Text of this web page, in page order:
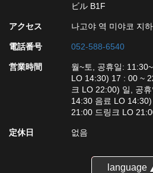
ビル B1F
アクセス 나고야 역 미야코 지
電話番号 052-588-6540
営業時間
월~토, 공휴일:
LO 14:30) 17 : 00 ~
크 LO 22:00) 일, 공
14:30 음료 LO
21:00 드링크 LO
定休日 없음
language